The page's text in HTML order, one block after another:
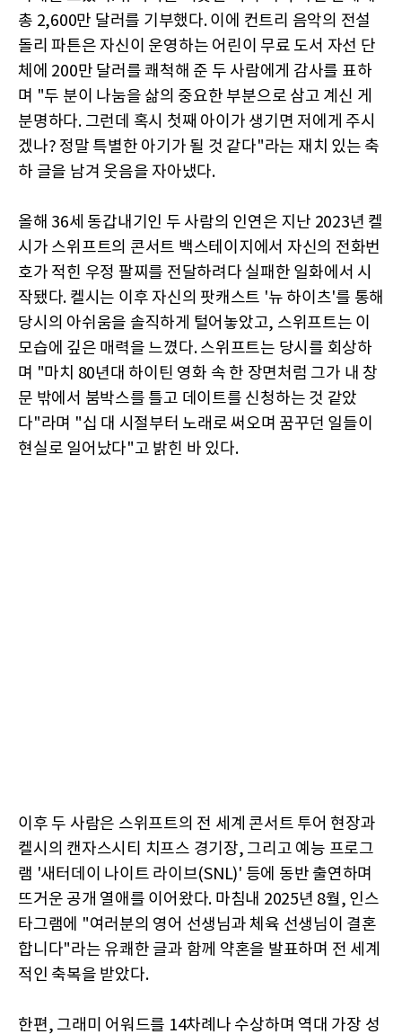
총 2,600만 달러를 기부했다. 이에 컨트리 음악의 전설
돌리 파튼은 자신이 운영하는 어린이 무료 도서 자선 단
체에 200만 달러를 쾌척해 준 두 사람에게 감사를 표하
며 "두 분이 나눔을 삶의 중요한 부분으로 삼고 계신 게
분명하다. 그런데 혹시 첫째 아이가 생기면 저에게 주시
겠나? 정말 특별한 아기가 될 것 같다"라는 재치 있는 축
하 글을 남겨 웃음을 자아냈다.
올해 36세 동갑내기인 두 사람의 인연은 지난 2023년 켈
시가 스위프트의 콘서트 백스테이지에서 자신의 전화번
호가 적힌 우정 팔찌를 전달하려다 실패한 일화에서 시
작됐다. 켈시는 이후 자신의 팟캐스트 '뉴 하이츠'를 통해
당시의 아쉬움을 솔직하게 털어놓았고, 스위프트는 이
모습에 깊은 매력을 느꼈다. 스위프트는 당시를 회상하
며 "마치 80년대 하이틴 영화 속 한 장면처럼 그가 내 창
문 밖에서 붐박스를 틀고 데이트를 신청하는 것 같았
다"라며 "십 대 시절부터 노래로 써오며 꿈꾸던 일들이
현실로 일어났다"고 밝힌 바 있다.
이후 두 사람은 스위프트의 전 세계 콘서트 투어 현장과
켈시의 캔자스시티 치프스 경기장, 그리고 예능 프로그
램 '새터데이 나이트 라이브(SNL)' 등에 동반 출연하며
뜨거운 공개 열애를 이어왔다. 마침내 2025년 8월, 인스
타그램에 "여러분의 영어 선생님과 체육 선생님이 결혼
합니다"라는 유쾌한 글과 함께 약혼을 발표하며 전 세계
적인 축복을 받았다.
한편, 그래미 어워드를 14차례나 수상하며 역대 가장 성